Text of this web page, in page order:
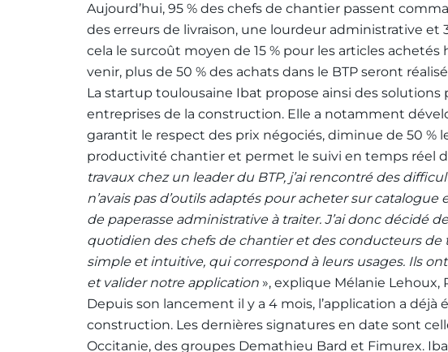
Aujourd’hui, 95 % des chefs de chantier passent
des erreurs de livraison, une lourdeur administrative et
cela le surcoût moyen de 15 % pour les articles
venir, plus de 50 % des achats dans le BTP seront
La startup toulousaine Ibat propose ainsi des
entreprises de la construction. Elle a notamment
garantit le respect des prix négociés, diminue de 50 %
productivité chantier et permet le suivi en temps réel
travaux chez un leader du BTP, j’ai rencontré des
n’avais pas d’outils adaptés pour acheter sur
de paperasse administrative à traiter. J’ai donc décidé
quotidien des chefs de chantier et des conducteurs de
simple et intuitive, qui correspond à leurs usages. Ils
et valider notre application », explique Mélanie Lehoux,
Depuis son lancement il y a 4 mois, l’application a
construction. Les dernières signatures en date sont
Occitanie, des groupes Demathieu Bard et Fimurex.